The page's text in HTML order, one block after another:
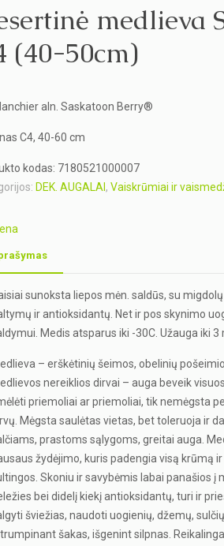
medlieva
(40-50cm)
aln. Saskatoon Berry®
C4, 40-60 cm
kodas: 7180521000007
DEK. AUGALAI ,Vaiskrūmiai ir
sunoksta liepos mėn. saldūs, su
ir antioksidantų. Net ir pos skynimo
Medis atsparus iki -30C. Užauga iki 3
– erškėtinių šeimos, obelinių
nereiklios dirvai – auga beveik
priemoliai ar priemoliai, tik nemėgsta
Mėgsta saulėtas vietas, bet toleruoja ir
prastoms sąlygoms, greitai auga.
žydėjimo, kuris padengia visą krūmą
Skoniu ir savybėmis labai panašios į
bei didelį kiekį antioksidantų, turi ir
šviežias, naudoti uogienių, džemų,
šakas, išgenint silpnas.